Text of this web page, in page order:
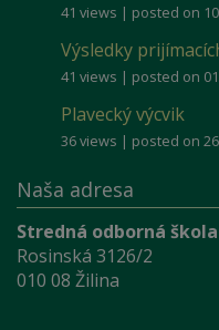
41 views | posted on
Výsledky
41 views | posted on
Plavecký výcvik
36 views | posted on
Naša adresa
Stredná odborná
Rosinská 3126/2
010 08 Žilina